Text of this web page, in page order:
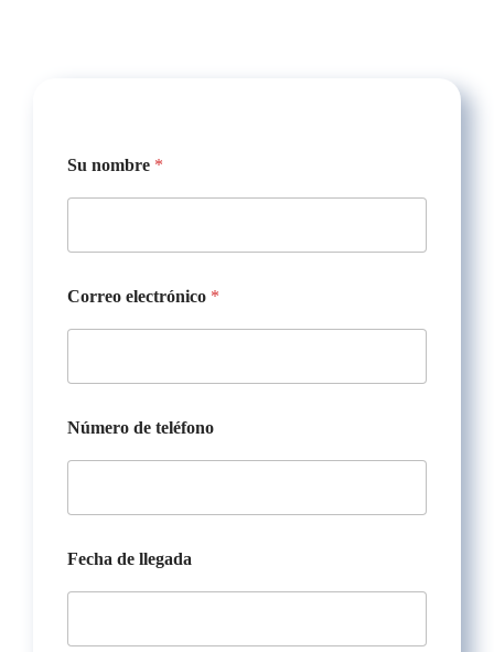
e
d
p
r
o
a
Su nombre *
Correo electrónico *
Número de teléfono
Fecha de llegada